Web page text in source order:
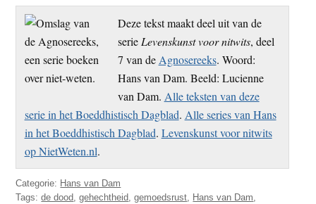
Deze tekst maakt deel uit van de
serie Levenskunst voor nitwits, deel
7 van de Agnosereeks. Woord:
Hans van Dam. Beeld: Lucienne
van Dam. Alle teksten van deze
serie in het Boeddhistisch Dagblad. Alle series van Hans
in het Boeddhistisch Dagblad. Levenskunst voor nitwits
op NietWeten.nl.
Categorie: Hans van Dam
Tags:de dood,gehechtheid,gemoedsrust, Hans van Dam,